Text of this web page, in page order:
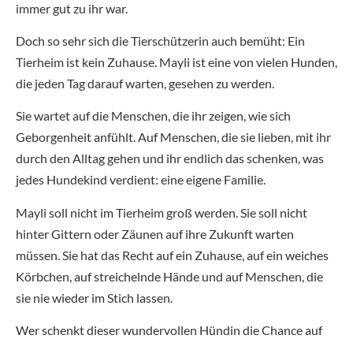
immer gut zu ihr war.
Doch so sehr sich die Tierschützerin auch bemüht: Ein
Tierheim ist kein Zuhause. Mayli ist eine von vielen Hunden,
die jeden Tag darauf warten, gesehen zu werden.
Sie wartet auf die Menschen, die ihr zeigen, wie sich
Geborgenheit anfühlt. Auf Menschen, die sie lieben, mit ihr
durch den Alltag gehen und ihr endlich das schenken, was
jedes Hundekind verdient: eine eigene Familie.
Mayli soll nicht im Tierheim groß werden. Sie soll nicht
hinter Gittern oder Zäunen auf ihre Zukunft warten
müssen. Sie hat das Recht auf ein Zuhause, auf ein weiches
Körbchen, auf streichelnde Hände und auf Menschen, die
sie nie wieder im Stich lassen.
Wer schenkt dieser wundervollen Hündin die Chance auf